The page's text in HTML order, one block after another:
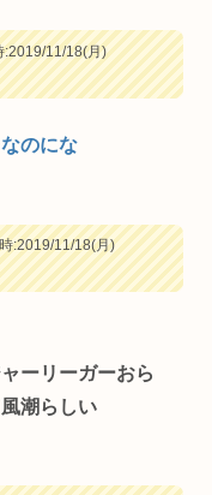
11/18(月)
のにな
:2019/11/18(月)
ーリーガーおら
潮らしい